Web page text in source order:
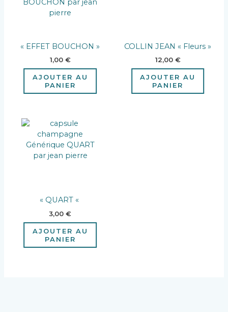
« EFFET BOUCHON »
1,00 €
AJOUTER AU
PANIER
COLLIN JEAN « Fleurs »
12,00 €
AJOUTER AU
PANIER
« QUART «
3,00€
AJOUTER AU
PANIER